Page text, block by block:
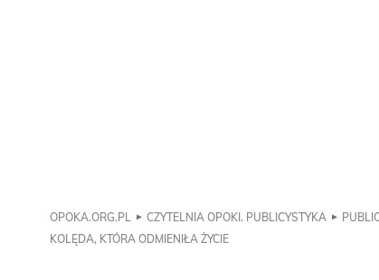
OPOKA.ORG.PL CZYTELNIA OPOKI. PUBLICYSTYKA
KOLĘDA, KTÓRA ODMIENIŁA ŻYCIE